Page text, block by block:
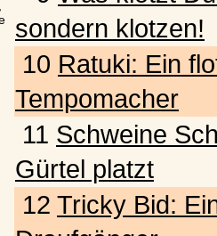
sondern klotzen!
10 Ratuki: Ein
Tempomacher
11 Schweine
Gürtel platzt
12 Tricky Bid: